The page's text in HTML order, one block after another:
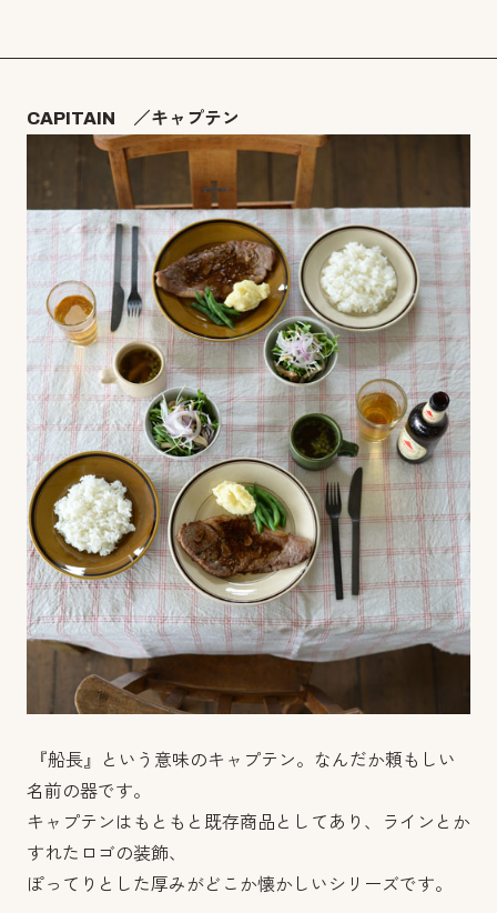
CAPITAIN ／キャプテン
『船長』という意味のキャプテン。なんだか頼もしい
名前の器です。
キャプテンはもともと既存商品としてあり、ラインとか
すれたロゴの装飾、
ぽってりとした厚みがどこか懐かしいシリーズです。